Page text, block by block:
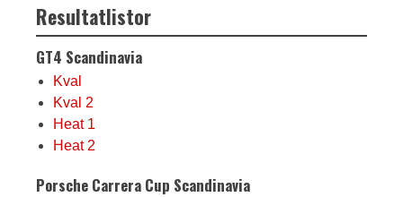
Resultatlistor
GT4 Scandinavia
Kval
Kval 2
Heat 1
Heat 2
Porsche Carrera Cup Scandinavia